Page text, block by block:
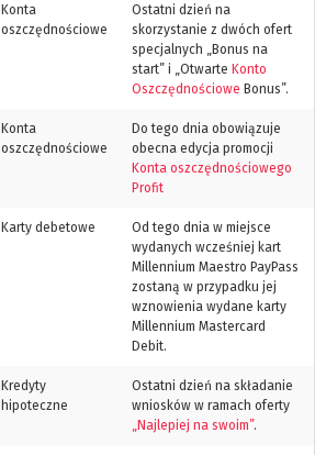
Konta
oszczędnościowe
Ostatni dzień na
skorzystanie z dwóch ofert
specjalnych „Bonus na
start” i „Otwarte Konto
Oszczędnościowe Bonus”.
Konta
oszczędnościowe
Do tego dnia obowiązuje
obecna edycja promocji
Konta oszczędnościowego
Profit
Karty debetowe
Od tego dnia w miejsce
wydanych wcześniej kart
Millennium Maestro PayPass
zostaną w przypadku jej
wznowienia wydane karty
Millennium Mastercard
Debit.
Kredyty
hipoteczne
Ostatni dzień na składanie
wniosków w ramach oferty
„Najlepiej na swoim”.